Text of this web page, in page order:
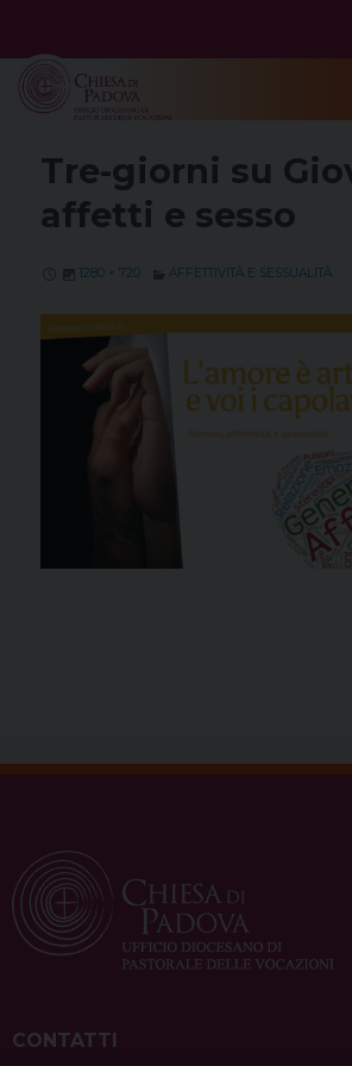
content
Tre-giorni su
affetti e sesso
1280 × 720 AFFETTIVITÀ E SESSUALITÀ
CONTATTI